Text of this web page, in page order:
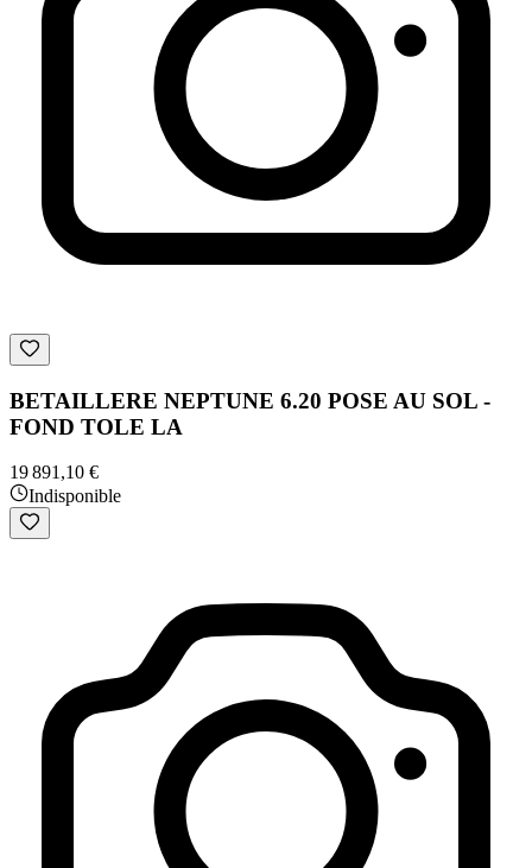
BETAILLERE NEPTUNE 6.20 POSE AU SOL -
FOND TOLE LA
19 891,10 €
Indisponible